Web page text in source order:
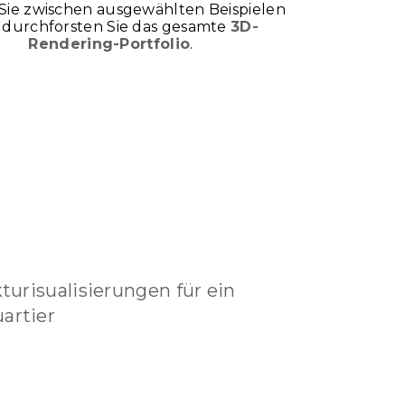
zwischen ausgewählten Beispielen
Sie das gesamte3D-
Rendering-Portfolio.
für ein